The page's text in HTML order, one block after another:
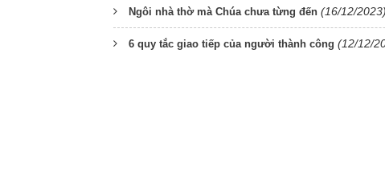
Ngôi nhà thờ mà Chúa chưa từng đến (16/12/2023)
6 quy tắc giao tiếp của người thành công (12/12/